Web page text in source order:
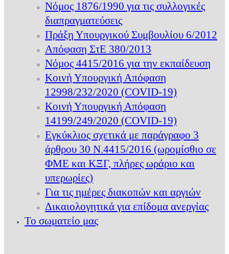
Νόμος 1876/1990 για τις συλλογικές
διαπραγματεύσεις
Πράξη Υπουργικού Συμβουλίου 6/2012
Απόφαση ΣτΕ 380/2013
Νόμος 4415/2016 για την εκπαίδευση
Κοινή Υπουργική Απόφαση
12998/232/2020 (COVID-19)
Κοινή Υπουργική Απόφαση
14199/249/2020 (COVID-19)
Εγκύκλιος σχετικά με παράγραφο 3
άρθρου 30 Ν.4415/2016 (ωρομίσθιο σε
ΦΜΕ και ΚΞΓ, πλήρες ωράριο και
υπερωρίες)
Για τις ημέρες διακοπών και αργιών
Δικαιολογητικά για επίδομα ανεργίας
Το σωματείο μας